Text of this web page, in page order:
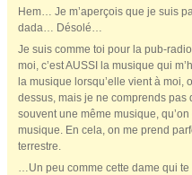
Hem… Je m’aperçois que je suis
dada… Désolé…
Je suis comme toi pour la pub-
moi, c’est AUSSI la musique qui
la musique lorsqu’elle vient à moi,
dessus, mais je ne comprends pas
souvent une même musique,
musique. En cela, on me prend
terrestre.
…Un peu comme cette dame qui te